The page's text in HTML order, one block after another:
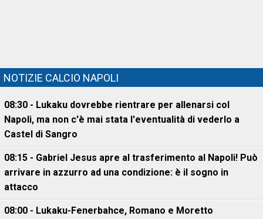
NOTIZIE CALCIO NAPOLI
08:30 - Lukaku dovrebbe rientrare per allenarsi col
Napoli, ma non c'è mai stata l'eventualità di vederlo a
Castel di Sangro
08:15 - Gabriel Jesus apre al trasferimento al Napoli! Può
arrivare in azzurro ad una condizione: è il sogno in
attacco
08:00 - Lukaku-Fenerbahce, Romano e Moretto